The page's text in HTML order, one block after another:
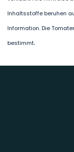
Inhaltsstoffe beruhen
Information. Die
bestimmt.